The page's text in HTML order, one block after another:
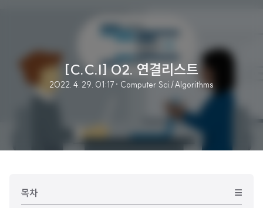
[C.C.I] 02. 연결리스트
2022. 4. 29. 01:17 · Computer Sci./Algorithms
목차